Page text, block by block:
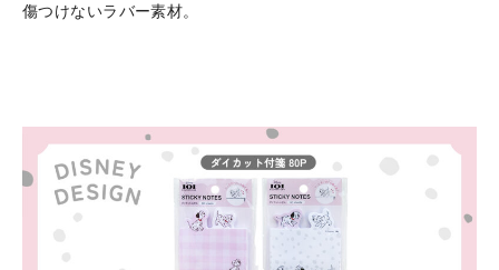
傷つけないラバー素材。